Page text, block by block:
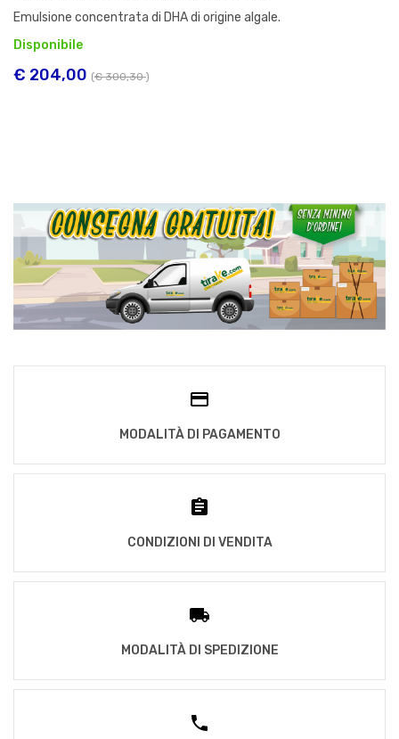
Emulsione concentrata di DHA di origine algale.
Disponibile
€ 204,00 (€ 300,30)
MODALITÀ DI PAGAMENTO
CONDIZIONI DI VENDITA
MODALITÀ DI SPEDIZIONE